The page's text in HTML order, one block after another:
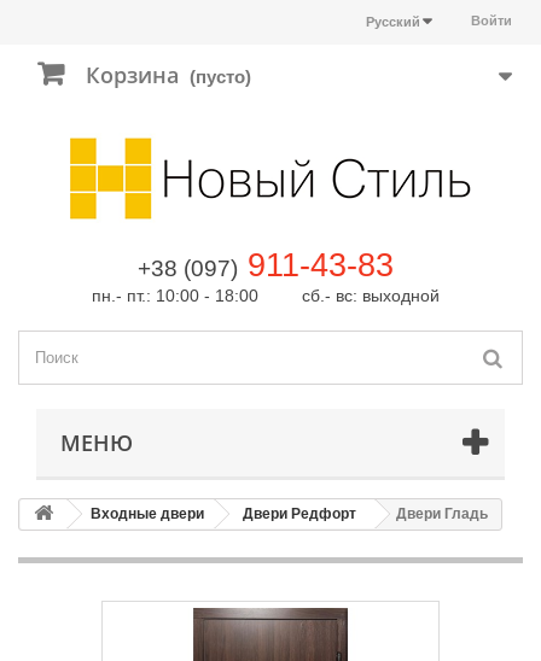
Войти
Русский
Корзина (пусто)
+38 (097) 911-43-83
пн.- пт.: 10:00 - 18:00 сб.- вс: выходной
МЕНЮ
Входные двери Двери Редфорт Двери Гладь